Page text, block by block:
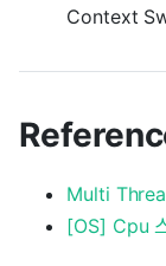
Context
Multi
[OS] Cpu